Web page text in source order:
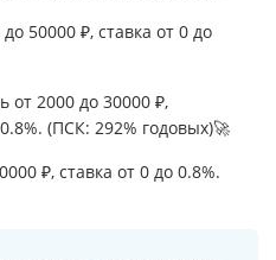
50000 ₽, ставка от 0 до
от 2000 до 30000 ₽,
(ПСК: 292% годовых)🚀
₽, ставка от 0 до 0.8%.